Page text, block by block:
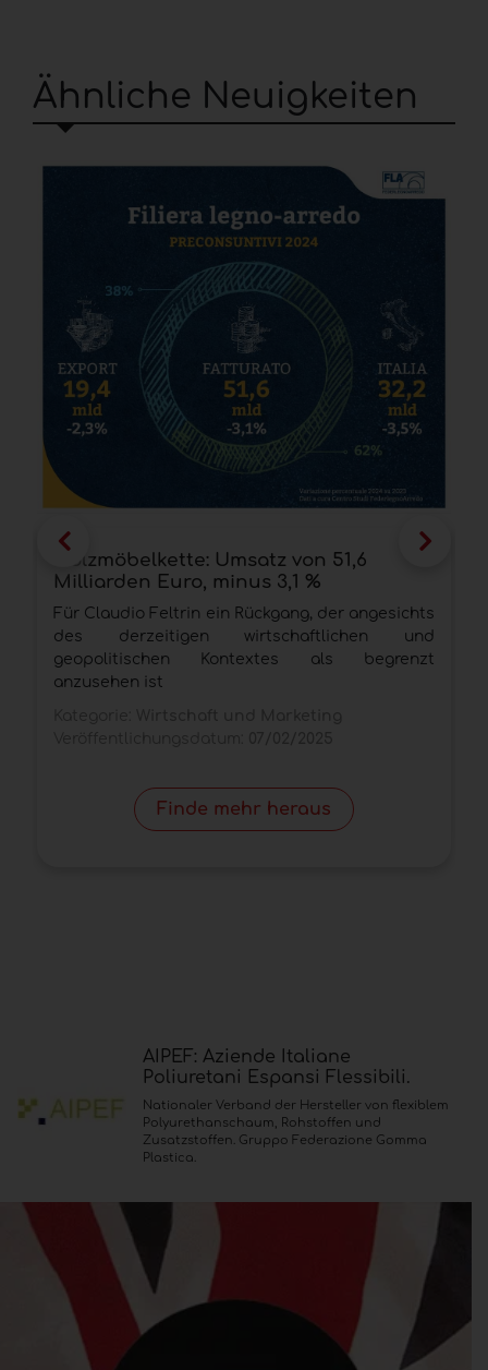
Ähnliche Neuigkeiten
Holzmöbelkette: Umsatz von 51,6
Milliarden Euro, minus 3,1 %
Für Claudio Feltrin ein Rückgang, der angesichts
des derzeitigen wirtschaftlichen und
geopolitischen Kontextes als begrenzt
anzusehen ist
Finde mehr heraus
AIPEF: Aziende Italiane
Poliuretani Espansi Flessibili.
Nationaler Verband der Hersteller von flexiblem
Polyurethanschaum, Rohstoffen und
Zusatzstoffen. Gruppo Federazione Gomma
Plastica.